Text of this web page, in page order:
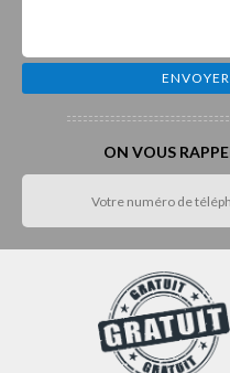
ON VOUS